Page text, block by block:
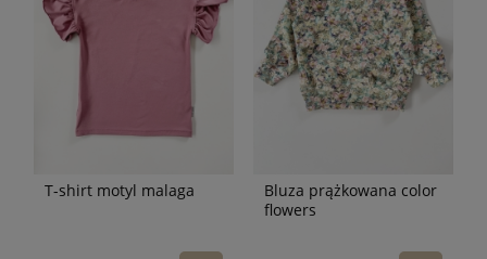
T-shirt motyl malaga
Bluza prążkowana color
flowers